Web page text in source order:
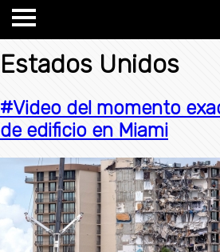
Estados Unidos
#Video del momento
de edificio en Miami